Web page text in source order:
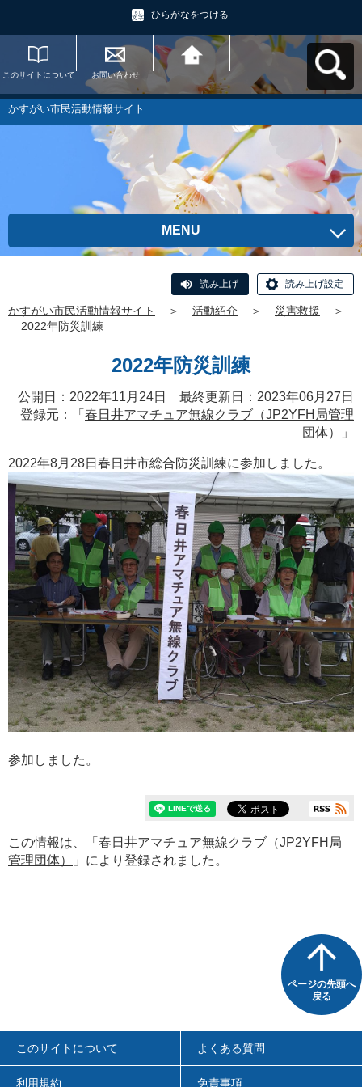
ひらがなをつける
このサイトについて お問い合わせ
かすがい市民活動情
報サイトへ戻る
かすがい市民活動情報サイト
MENU
読み上げ 読み上げ設定
かすがい市民活動情報サイト ＞ 活動紹介 ＞ 災害救援
＞
2022年防災訓練
2022年防災訓練
公開日：2022年11月24日 最終更新日：2023年06月27日
登録元：「 春日井アマチュア無線クラブ（JP2YFH局管理
団体）
」
2022年8月28日春日井市総合防災訓練に参加しました。
参加しました。
この情報は、「 春日井アマチュア無線クラブ（JP2YFH局
管理団体）
」により登録されました。
ページの先頭へ
戻る
このサイトについて よくある質問
利用規約 免責事項